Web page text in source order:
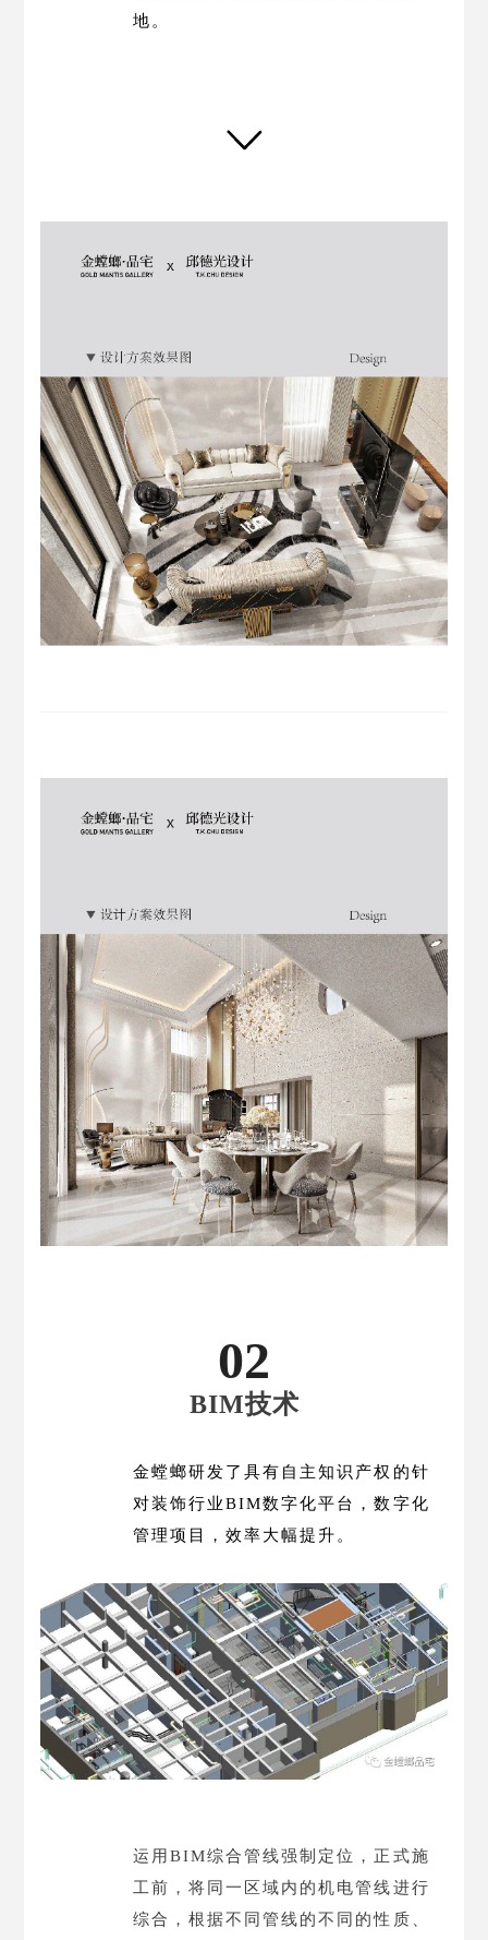
地。
02
BIM技术
金螳螂研发了具有自主知识产权的针
对装饰行业BIM数字化平台，数字化
管理项目，效率大幅提升。
运用BIM综合管线强制定位，正式施
工前，将同一区域内的机电管线进行
综合，根据不同管线的不同的性质、